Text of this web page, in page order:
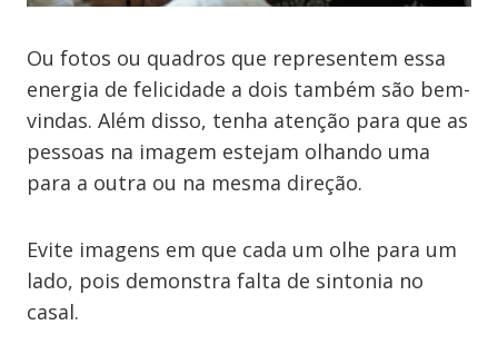
Ou fotos ou quadros que representem essa
energia de felicidade a dois também são bem-
vindas. Além disso, tenha atenção para que as
pessoas na imagem estejam olhando uma
para a outra ou na mesma direção.
Evite imagens em que cada um olhe para um
lado, pois demonstra falta de sintonia no
casal.